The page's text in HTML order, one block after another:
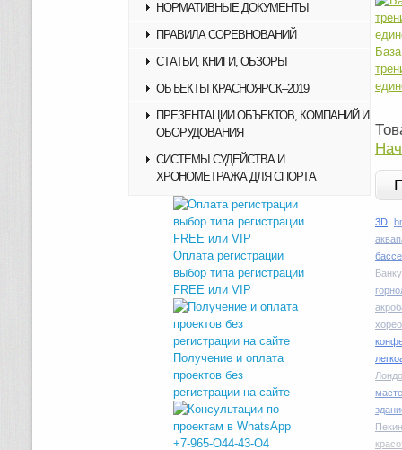
НОРМАТИВНЫЕ ДОКУМЕНТЫ
ПРАВИЛА СОРЕВНОВАНИЙ
СТАТЬИ, КНИГИ, ОБЗОРЫ
ОБЪЕКТЫ КРАСНОЯРСК–2019
ПРЕЗЕНТАЦИИ ОБЪЕКТОВ, КОМПАНИЙ И
ОБОРУДОВАНИЯ
СИСТЕМЫ СУДЕЙСТВА И
ХРОНОМЕТРАЖА ДЛЯ СПОРТА
Оплата регистрации
выбор типа регистрации
FREE или VIP
Получение и оплата
проектов без
регистрации на сайте
3D